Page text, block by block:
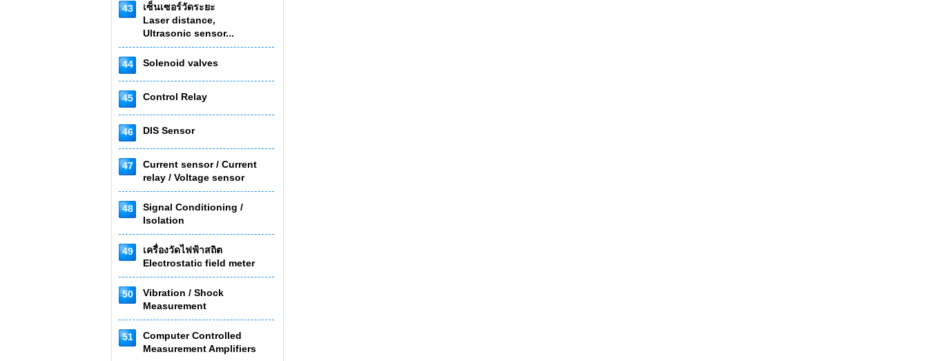
43
เซ็นเซอร์วัดระยะ
Laser distance,
Ultrasonic sensor...
44 Solenoid valves
45 Control Relay
46 DIS Sensor
47
Current sensor / Current
relay / Voltage sensor
48
Signal Conditioning /
Isolation
49
เครื่องวัดไฟฟ้าสถิต
Electrostatic field meter
50
Vibration / Shock
Measurement
51
Computer Controlled
Measurement Amplifiers